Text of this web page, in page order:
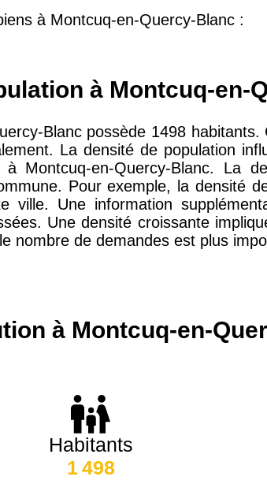
12 687 € 32 €
15 155 € 34 €
4 284 € 14 €
à Montcuq-en-Quercy-Blanc :
à Montcuq-en-
Blanc possède 1498
La densité de population
Montcuq-en-Quercy-Blanc. La
Pour exemple, la densité
ville. Une information
Une densité croissante
nombre de demandes est plus
à Montcuq-en-
Habitants
1 498